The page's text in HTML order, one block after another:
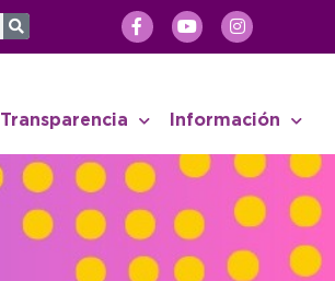
Transparencia Información